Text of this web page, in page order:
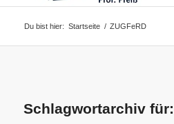
Du bist hier: Startseite / ZUGFeRD
Schlagwortarchiv für: